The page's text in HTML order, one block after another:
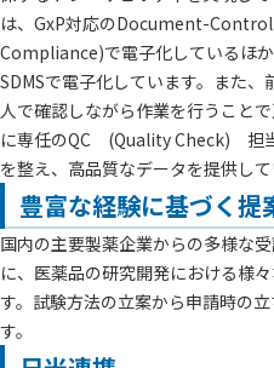
は、GxP対応のDocument-
Compliance)で電子化しているほ
SDMSで電子化しています。また
人で確認しながら作業を行うこと
に専任のQC (Quality Check) 担
を整え、高品質なデータを提供して
豊富な経験に基づく提
国内の主要製薬企業からの多様な
に、医薬品の研究開発における様
す。試験方法の立案から申請時の
す。